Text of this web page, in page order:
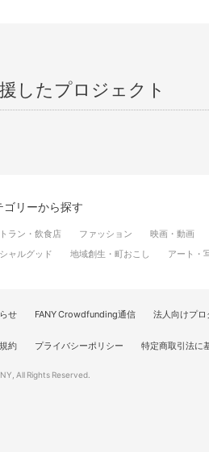
したプロジェクト
ゴリーから探す
ラン・飲食店 ファッション 映画・動画
ャルグッド
地域創生・町おこし アート・
せ FANY Crowdfunding通信 法人向けプロ
約 プライバシーポリシー 特定商取引法に
All Rights Reserved.